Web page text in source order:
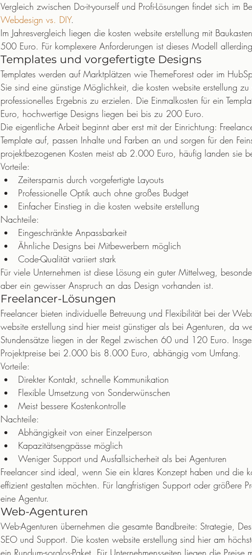
Vergleich zwischen Do-it-yourself und Profi-Lösungen findet sich im
Webdesign vs. DIY.
Im Jahresvergleich liegen die kosten website erstellung mit
500 Euro. Für komplexere Anforderungen ist dieses Modell
Templates und vorgefertigte Designs
Templates werden auf Marktplätzen wie ThemeForest oder im
Sie sind eine günstige Möglichkeit, die kosten website erstellung
professionelles Ergebnis zu erzielen. Die Einmalkosten für ein
Euro, hochwertige Designs liegen bei bis zu 200 Euro.
Die eigentliche Arbeit beginnt aber erst mit der Einrichtung:
Template auf, passen Inhalte und Farben an und sorgen für den
projektbezogenen Kosten meist ab 2.000 Euro, häufig landen sie
Vorteile:
Zeitersparnis durch vorgefertigte Layouts
Professionelle Optik auch ohne großes Budget
Einfacher Einstieg in die kosten website erstellung
Nachteile:
Eingeschränkte Anpassbarkeit
Ähnliche Designs bei Mitbewerbern möglich
Code-Qualität variiert stark
Für viele Unternehmen ist diese Lösung ein guter Mittelweg,
aber ein gewisser Anspruch an das Design vorhanden ist.
Freelancer-Lösungen
Freelancer bieten individuelle Betreuung und Flexibilität bei der
website erstellung sind hier meist günstiger als bei Agenturen, da
Stundensätze liegen in der Regel zwischen 60 und 120 Euro.
Projektpreise bei 2.000 bis 8.000 Euro, abhängig vom Umfang.
Vorteile:
Direkter Kontakt, schnelle Kommunikation
Flexible Umsetzung von Sonderwünschen
Meist bessere Kostenkontrolle
Nachteile:
Abhängigkeit von einer Einzelperson
Kapazitätsengpässe möglich
Weniger Support und Ausfallsicherheit als bei Agenturen
Freelancer sind ideal, wenn Sie ein klares Konzept haben und die
effizient gestalten möchten. Für langfristigen Support oder größere
eine Agentur.
Web-Agenturen
Web-Agenturen übernehmen die gesamte Bandbreite: Strategie,
SEO und Support. Die kosten website erstellung sind hier am
ein Rundum-sorglos-Paket. Für Unternehmensseiten liegen die